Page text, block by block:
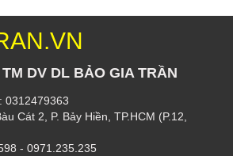
DV DL BẢO GIA TRẦN
0312479363
Cát 2, P. Bảy Hiền, TP.HCM (P.12,
- 0971.235.235